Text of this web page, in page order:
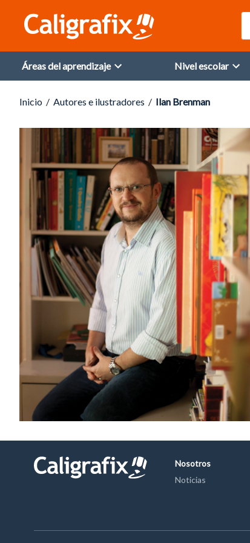
Áreas del aprendizaje Nivel escolar
Inicio
  /
Autores e ilustradores
  /
Ilan Brenman
Nosotros
Noticias